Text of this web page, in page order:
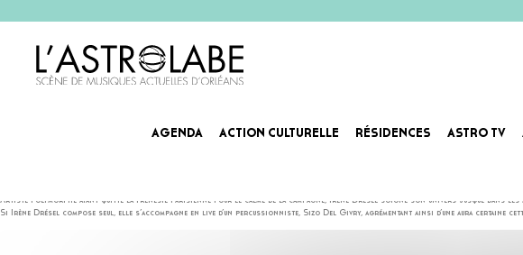
AGENDA ACTION CULTURELLE RÉSIDENCES ASTRO TV
Artiste polymorphe ayant quitté la frénésie parisienne pour le calme de la campagne, Irène Drésel soigne son univers jusque dans
Si Irène Drésel compose seul, elle s’accompagne en live d’un percussionniste, Sizo Del Givry, agrémentant ainsi d’une aura certaine